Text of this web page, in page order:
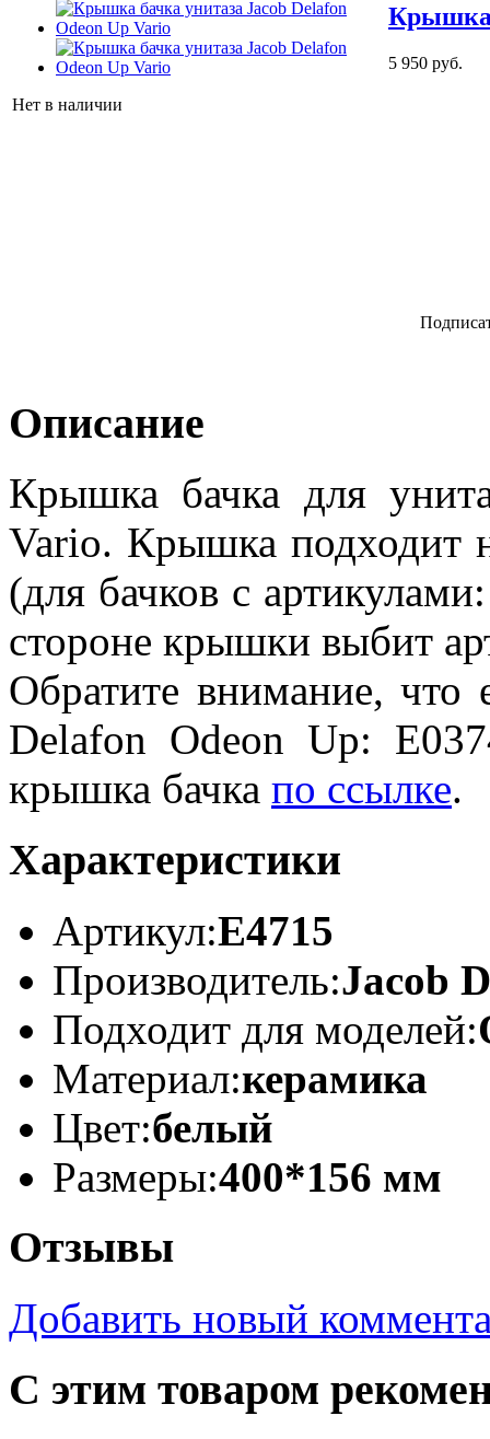
Нет в наличии
Крышка
5 950 руб.
Описание
Крышка бачка для
Vario. Крышка подходит
(для бачков с
стороне крышки выбит
Обратите внимание, что
Delafon Odeon Up:
крышка бачка по ссылке.
Характеристики
Артикул:E4715
Производитель:Jacob
Подходит для моделей:
Материал:керамика
Цвет:белый
Размеры:400*156 мм
Отзывы
Добавить новый
С этим товаром